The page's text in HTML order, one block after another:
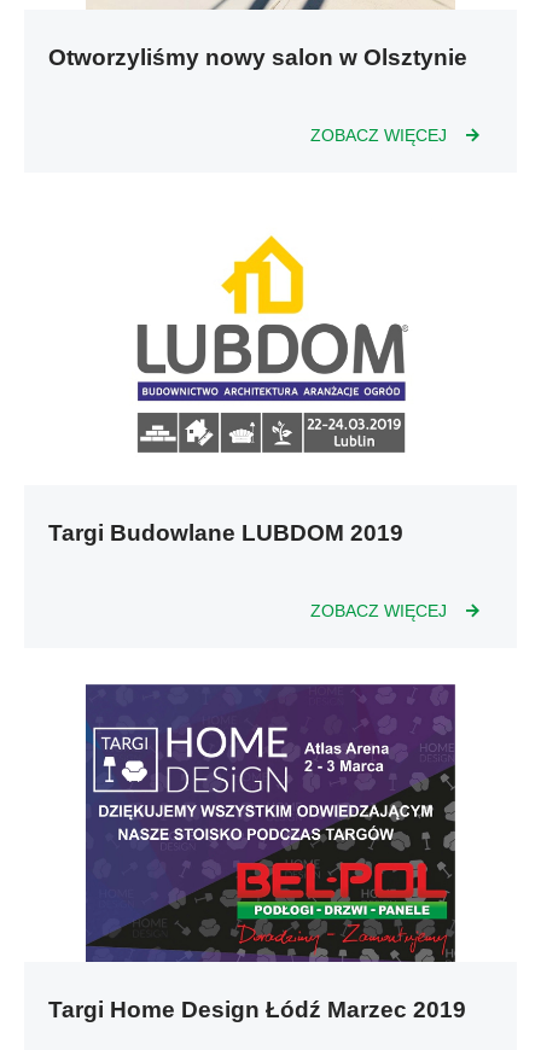
Deweloperzy
Otworzyliśmy nowy salon w Olsztynie
ZOBACZ WIĘCEJ
Targi Budowlane LUBDOM 2019
ZOBACZ WIĘCEJ
Targi Home Design Łódź Marzec 2019